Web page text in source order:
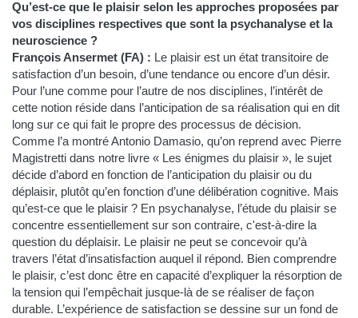
Qu’est-ce que le plaisir selon les approches proposées par
vos disciplines respectives que sont la psychanalyse et la
neuroscience ?
François Ansermet (FA) : Le plaisir est un état transitoire de
satisfaction d’un besoin, d’une tendance ou encore d’un désir.
Pour l’une comme pour l’autre de nos disciplines, l’intérêt de
cette notion réside dans l’anticipation de sa réalisation qui en dit
long sur ce qui fait le propre des processus de décision.
Comme l’a montré Antonio Damasio, qu’on reprend avec Pierre
Magistretti dans notre livre « Les énigmes du plaisir », le sujet
décide d’abord en fonction de l’anticipation du plaisir ou du
déplaisir, plutôt qu’en fonction d’une délibération cognitive. Mais
qu’est-ce que le plaisir ? En psychanalyse, l’étude du plaisir se
concentre essentiellement sur son contraire, c'est-à-dire la
question du déplaisir. Le plaisir ne peut se concevoir qu’à
travers l’état d’insatisfaction auquel il répond. Bien comprendre
le plaisir, c’est donc être en capacité d’expliquer la résorption de
la tension qui l’empêchait jusque-là de se réaliser de façon
durable. L’expérience de satisfaction se dessine sur un fond de